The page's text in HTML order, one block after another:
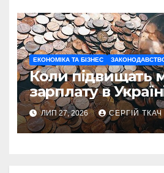
ЕКОНОМІКА ТА БІЗНЕС
Коли підвищать
зарплату в
2027 роках
ЛИП 27, 2026 СЕРГІЙ ТКАЧ